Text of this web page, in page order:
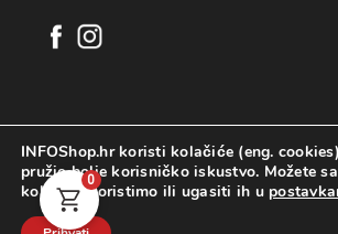
© 2026. INFOShop.hr. Sva prava
Configured by
INFOShop.hr koristi kolačiće (eng.
pružio bolje korisničko iskustvo. Možete
kolačiće koristimo ili ugasiti ih u
0